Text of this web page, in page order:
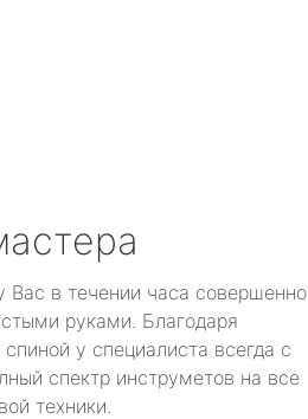
Вас в течении часа совершенно
руками. Благодаря
у специалиста всегда с
спектр инструметов на все
техники.